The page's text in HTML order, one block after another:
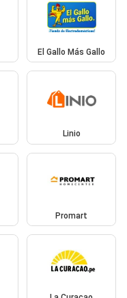
El Gallo Más Gallo
Linio
Promart